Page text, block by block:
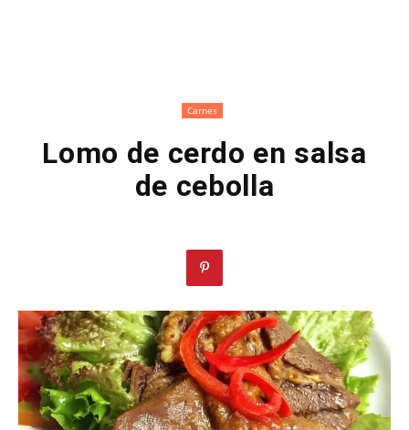
Carnes
Lomo de cerdo en salsa
de cebolla